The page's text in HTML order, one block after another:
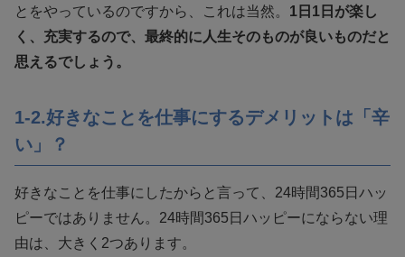
とをやっているのですから、これは当然。 1日1日が楽し
く、充実するので、最終的に人生そのものが良いものだと
思えるでしょう。
1-2.好きなことを仕事にするデメリットは「辛
い」？
好きなことを仕事にしたからと言って、24時間365日ハッ
ピーではありません。24時間365日ハッピーにならない理
由は、大きく2つあります。